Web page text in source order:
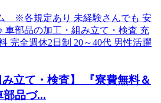
み立て・検査】 『寮費無料＆
部品づ...